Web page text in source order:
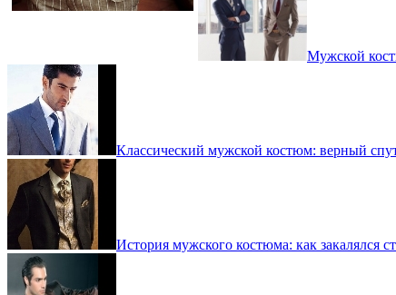
Мужской
Классический мужской костюм: верный
История мужского костюма: как закалялся